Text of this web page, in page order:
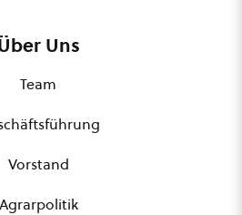
Uns
Team
Vorstand
Agrarpolitik